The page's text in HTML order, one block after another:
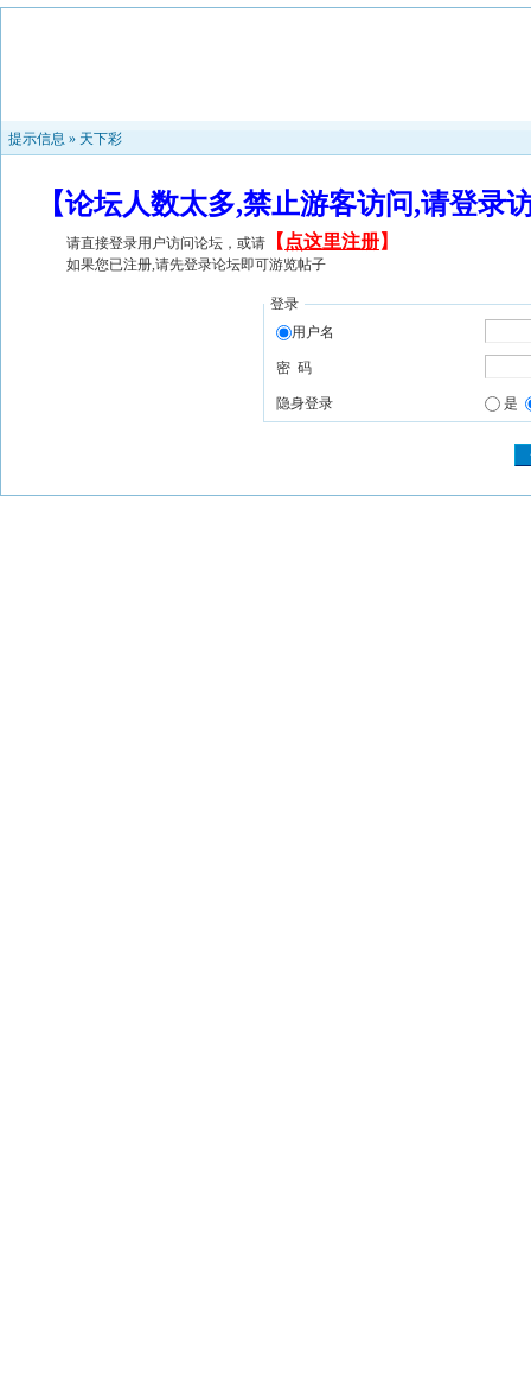
提示信息 » 天下彩
【论坛人数太多,禁止游客访问,请登
请直接登录用户访问论坛，或请 【 点这里注册】
如果您已注册,请先登录论坛即可游览帖子
登录
用户名
密 码
隐身登录 是